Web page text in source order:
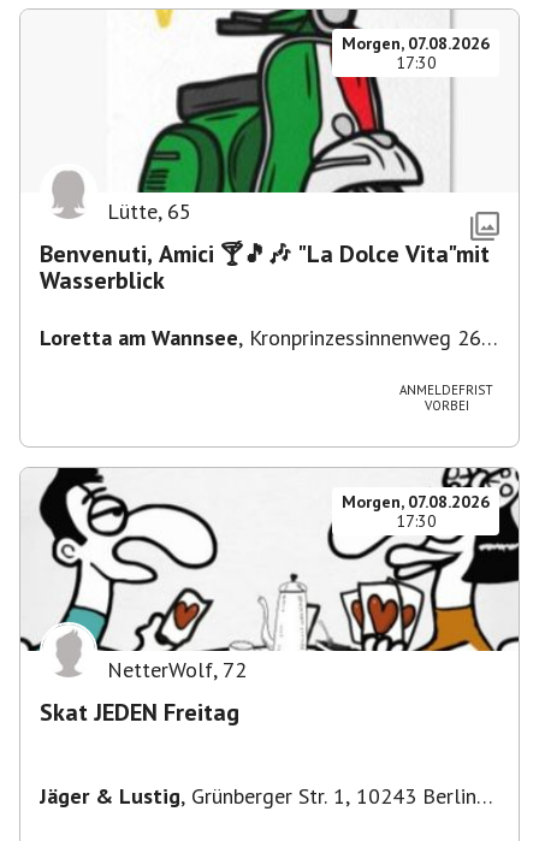
Morgen, 07.08.2026
17:30
Lütte, 65
Benvenuti, Amici 🍸🎵🎶 "La Dolce Vita"mit
Wasserblick
Loretta am Wannsee, Kronprinzessinnenweg 260,
ANMELDEFRIST
VORBEI
Morgen, 07.08.2026
17:30
NetterWolf, 72
Skat JEDEN Freitag
Jäger & Lustig, Grünberger Str. 1, 10243 Berlin-